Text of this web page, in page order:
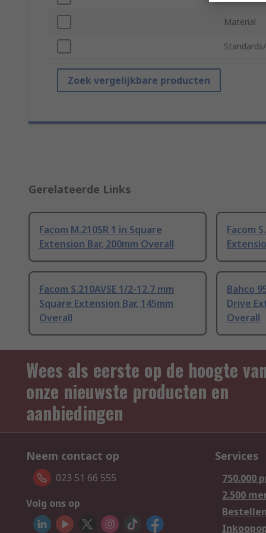
Material
Zoek vergelijkbare producten
Gerelateerde Links
Facom M.210SR 1 in Square
Extension Bar, 200mm Overall
Facom
Facom S.210AVSE 1/2-12.7 mm
Square Extension Bar, 145mm
Overall
Bahco
Drive
Overall
Wees als eerste op de hoogte
onze nieuwste producten en
aanbiedingen
Neem contact op
023 51 66 555
Volg ons op
Services
750.000
2.500
Bestellen